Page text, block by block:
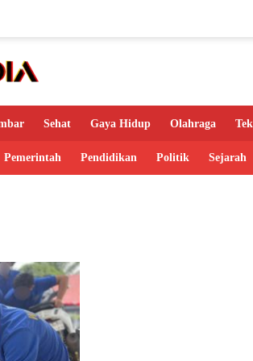
Sehat Gaya Hidup Olahraga
Pemerintah Pendidikan Politik Sejarah